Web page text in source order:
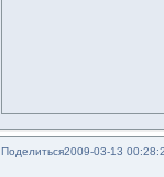
Поделиться2009-03-13